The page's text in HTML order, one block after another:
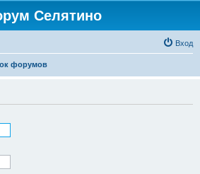
Селятино
Вход
форумов